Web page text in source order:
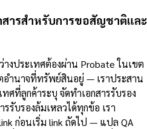
สารสำหรับการขอสัญชาติและ
งประเทศต้องผ่าน Probate ในเขต
อำนาจที่ทรัพย์สินอยู่ — เราประสาน
ที่ลูกค้าระบุ จัดทำเอกสารรับรอง
รับรองล้มเหลวได้ทุกข้อ เรา
ก่อนเริ่ม link ถัดไป — แปล QA